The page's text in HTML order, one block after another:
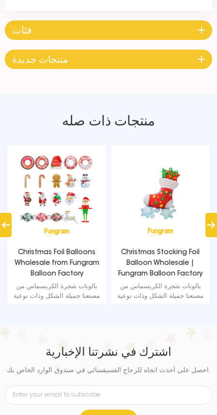
فئات
منتجات جديدة
منتجات ذات صله
Christmas Foil Balloons
Wholesale from Fungram
Balloon Factory
بالونات شجرة الكريسماس من
مصنعنا جميلة الشكل وذات نوعية
Christmas Stocking Foil
Balloon Wholesale |
Fungram Balloon Factory
بالونات شجرة الكريسماس من
مصنعنا جميلة الشكل وذات نوعية
اشترك في نشرتنا الإخبارية
احصل على أحدث اتجاه للزجاج الفسيفسائي في صندوق الوارد الخاص بك.